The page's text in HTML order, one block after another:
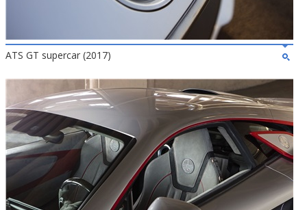
ATS GT supercar (2017)